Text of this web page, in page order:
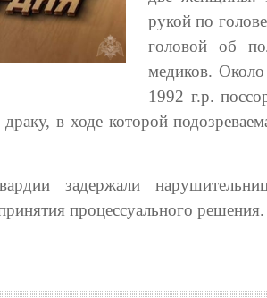
рукой по
головой об
медиков.
1992 г.р.
в ходе которой
задержали
процессуального решения.